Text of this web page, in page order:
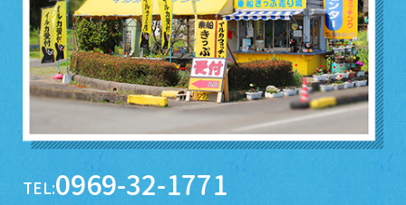
TEL:0969-32-1771